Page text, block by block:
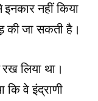
नहीं किया
की जा सकती है।
लिया था।
कि वे इंद्राणी